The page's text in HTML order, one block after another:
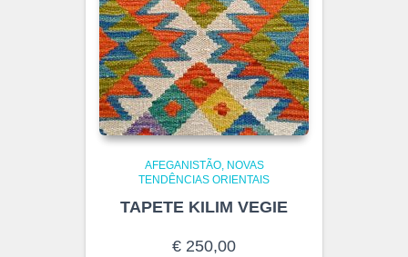
AFEGANISTÃO
NOVAS
TENDÊNCIAS ORIENTAIS
TAPETE KILIM VEGIE
€ 250,00